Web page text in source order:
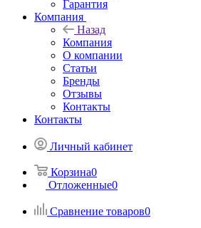
Гарантия
Компания
Назад
Компания
О компании
Статьи
Бренды
Отзывы
Контакты
Контакты
Личный кабинет
Корзина0
Отложенные0
Сравнение товаров0